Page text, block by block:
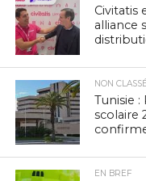
Civitatis
alliance
NON CLASSÉ
Tunisie
scolaire
EN BREF